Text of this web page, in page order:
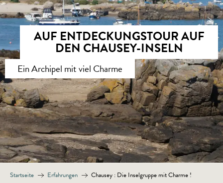
AUF ENTDECKUNGSTOUR AUF
DEN CHAUSEY-INSELN
Ein Archipel mit viel Charme
Startseite Erfahrungen Chausey : Die Inselgruppe mit Charme !